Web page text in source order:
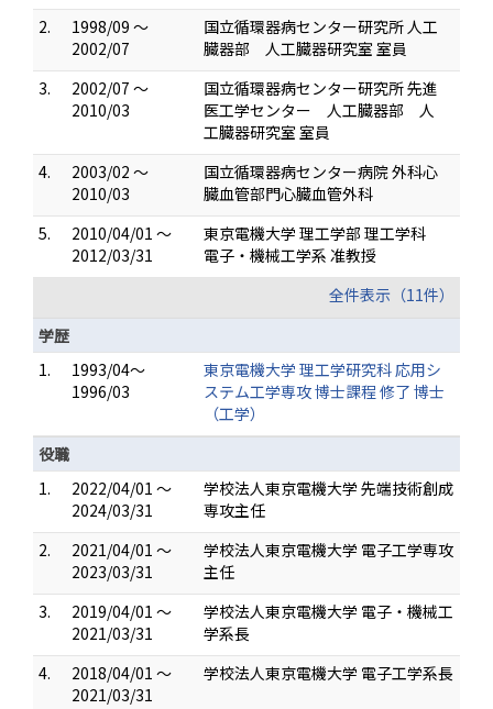
2.
1998/09 ～
2002/07
国立循環器病センター研究所 人工
臓器部 人工臓器研究室 室員
3.
2002/07 ～
2010/03
国立循環器病センター研究所 先進
医工学センター 人工臓器部 人
工臓器研究室 室員
4.
2003/02 ～
2010/03
国立循環器病センター病院 外科心
臓血管部門心臓血管外科
5.
2010/04/01 ～
2012/03/31
東京電機大学 理工学部 理工学科
電子・機械工学系 准教授
全件表示（11件）
学歴
1.
1993/04～
1996/03
東京電機大学 理工学研究科 応用シ
ステム工学専攻 博士課程 修了 博士
（工学）
役職
1.
2022/04/01 ～
2024/03/31
学校法人東京電機大学 先端技術創成
専攻主任
2.
2021/04/01 ～
2023/03/31
学校法人東京電機大学 電子工学専攻
主任
3.
2019/04/01 ～
2021/03/31
学校法人東京電機大学 電子・機械工
学系長
4.
2018/04/01 ～
2021/03/31
学校法人東京電機大学 電子工学系長